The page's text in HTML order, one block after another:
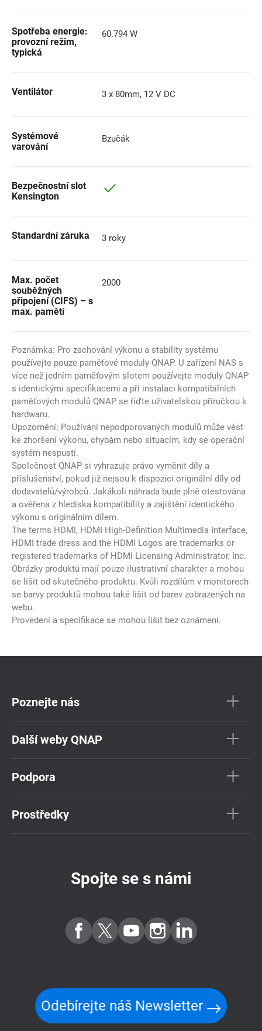
Spotřeba energie:
provozní režim,
typická
60.794 W
Ventilátor 3 x 80mm, 12 V DC
Systémové
varování
Bzučák
Bezpečnostní slot
Kensington
Standardní záruka 3 roky
Max. počet
souběžných
připojení (CIFS) – s
max. pamětí
2000
Poznámka: Pro zachování výkonu a stability systému
používejte pouze paměťové moduly QNAP. U zařízení NAS s
více než jedním paměťovým slotem používejte moduly QNAP
s identickými specifikacemi a při instalaci kompatibilních
paměťových modulů QNAP se řiďte uživatelskou příručkou k
hardwaru.
Upozornění: Používání nepodporovaných modulů může vést
ke zhoršení výkonu, chybám nebo situacím, kdy se operační
systém nespustí.
Společnost QNAP si vyhrazuje právo vyměnit díly a
příslušenství, pokud již nejsou k dispozici originální díly od
dodavatelů/výrobců. Jakákoli náhrada bude plně otestována
a ověřena z hlediska kompatibility a zajištění identického
výkonu s originálním dílem.
The terms HDMI, HDMI High-Definition Multimedia Interface,
HDMI trade dress and the HDMI Logos are trademarks or
registered trademarks of HDMI Licensing Administrator, Inc.
Obrázky produktů mají pouze ilustrativní charakter a mohou
se lišit od skutečného produktu. Kvůli rozdílům v monitorech
se barvy produktů mohou také lišit od barev zobrazených na
webu.
Provedení a specifikace se mohou lišit bez oznámení.
Poznejte nás
Další weby QNAP
Podpora
Prostředky
Spojte se s námi
Odebírejte náš Newsletter